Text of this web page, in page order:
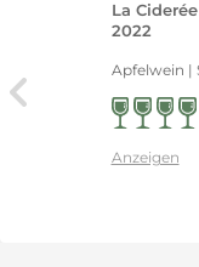
La
2022
Apfelwein |
Anzeigen